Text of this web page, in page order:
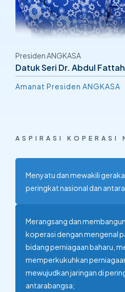
PresidenANGKASA
Datuk Seri Dr. Abdul
Amanat Presiden ANGKASA
ASPIRASI KOPERASI
Menyatu dan mewakili
peringkat nasional dan
Merangsang dan
koperasi dengan mengenal
bidang perniagaan baharu,
memperkukuhkan
mewujudkan jaringan di
antarabangsa;